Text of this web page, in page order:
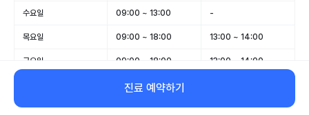
수요일 09:00 ~ 13:00 -
목요일 09:00 ~ 18:00 13:00 ~ 14:00
금요일 09:00 ~ 18:00 13:00 ~ 14:00
09:00 ~ 13:00
일요일 휴무 -
진료 예약하기